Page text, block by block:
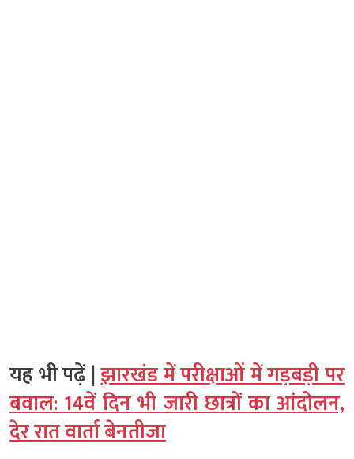
यह भी पढ़ें |झारखंड में परीक्षाओं में गड़बड़ी पर
बवाल: 14वें दिन भी जारी छात्रों का आंदोलन,
देर रात वार्ता बेनतीजा